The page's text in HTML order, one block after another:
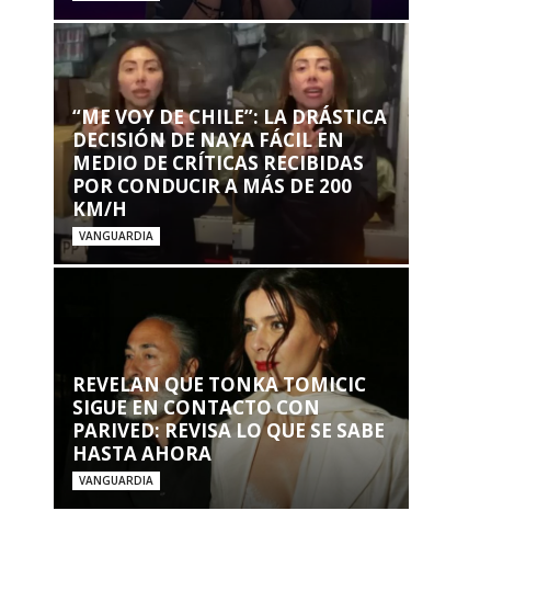
“ME VOY DE CHILE”: LA DRÁSTICA
DECISIÓN DE NAYA FÁCIL EN
MEDIO DE CRÍTICAS RECIBIDAS
POR CONDUCIR A MÁS DE 200
KM/H
VANGUARDIA
REVELAN QUE TONKA TOMICIC
SIGUE EN CONTACTO CON
PARIVED: REVISA LO QUE SE SABE
HASTA AHORA
VANGUARDIA